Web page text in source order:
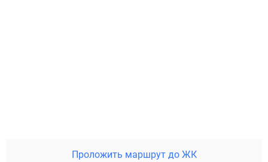
Проложить маршрут до ЖК